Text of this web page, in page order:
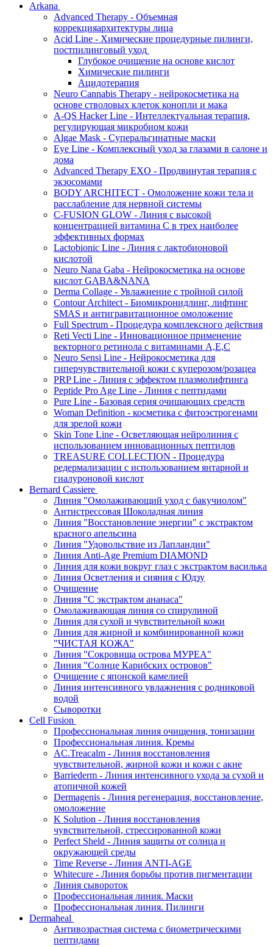
Arkana
Advanced Therapy - Объемная
коррекцияархитектуры лица
Acid Line - Химические процедурные пилинги,
постпилинговый уход
Глубокое очищение на основе кислот
Химические пилинги
Ацидотерапия
Neuro Cannabis Therapy - нейрокосметика на
основе стволовых клеток конопли и мака
A-QS Hacker Line - Интеллектуальная терапия,
регулирующая микробиом кожи
Algae Mask - Суперальгинатные маски
Eye Line - Комплексный уход за глазами в салоне и
дома
Advanced Therapy EXO - Продвинутая терапия с
экзосомами
BODY ARCHITECT - Омоложение кожи тела и
расслабление для нервной системы
C-FUSION GLOW - Линия с высокой
концентрацией витамина C в трех наиболее
эффективных формах
Lactobionic Line - Линия с лактобионовой
кислотой
Neuro Nana Gaba - Нейрокосметика на основе
кислот GABA&NANA
Derma Collage - Увлажнение с тройной силой
Contour Architect - Биомикронидлинг, лифтинг
SMAS и антигравитационное омоложение
Full Spectrum - Процедура комплексного действия
Reti Vecti Line - Инновационное применение
векторного ретинола с витаминами A,Е,С
Neuro Sensi Line - Нейрокосметика для
гиперчувствительной кожи с куперозом/розацеа
PRP Line - Линия с эффектом плазмолифтинга
Peptide Pro Age Line - Линия с пептидами
Pure Line - Базовая серия очищающих средств
Woman Definition - косметика с фитоэстрогенами
для зрелой кожи
Skin Tone Line - Осветляющая нейролиния с
использованием инновационных пептидов
TREASURE COLLECTION - Процедура
редермализации с использованием янтарной и
гиалуроновой кислот
Bernard Cassiere
Линия "Омолаживающий уход с бакучиолом"
Антистрессовая Шоколадная линия
Линия "Восстановление энергии" с экстрактом
красного апельсина
Линия "Удовольствие из Лапландии"
Линия Anti-Age Premium DIAMOND
Линия для кожи вокруг глаз с экстрактом василька
Линия Осветления и сияния с Юдзу
Очищение
Линия "С экстрактом ананаса"
Омолаживающая линия со спирулиной
Линия для сухой и чувствительной кожи
Линия для жирной и комбинированной кожи
"ЧИСТАЯ КОЖА"
Линия "Сокровища острова МУРЕА"
Линия "Солнце Карибских островов"
Очищение с японской камелией
Линия интенсивного увлажнения с родниковой
водой
Сыворотки
Cell Fusion
Профессиональная линия очищения, тонизации
Профессиональная линия. Кремы
AC.Treacalm - Линия восстановления
чувствительной, жирной кожи и кожи с акне
Barriederm - Линия интенсивного ухода за сухой и
атопичной кожей
Dermagenis - Линия регенерация, восстановление,
омоложение
K Solution - Линия восстановления
чувствительной, стрессированной кожи
Perfect Sheld - Линия защиты от солнца и
окружающей среды
Time Reverse - Линия ANTI-AGE
Whitecure - Линия борьбы против пигментации
Линия сывороток
Профессиональная линия. Маски
Профессиональная линия. Пилинги
Dermaheal
Антивозрастная система с биометрическими
пептидами